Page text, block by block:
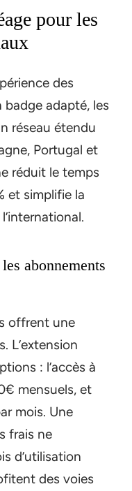
pour les
des
adapté, les
réseau étendu
Portugal et
réduit le temps
et simplifie la
abonnements
offrent une
L’extension
: l’accès à
mensuels, et
mois. Une
frais ne
d’utilisation
des voies